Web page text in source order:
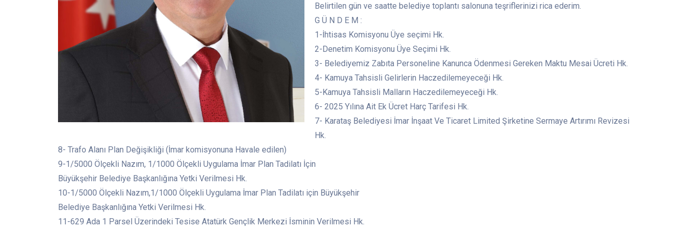
Belirtilen gün ve saatte belediye toplantı salonuna teşriflerinizi rica ederim.
G Ü N D E M :
1-İhtisas Komisyonu Üye seçimi Hk.
2-Denetim Komisyonu Üye Seçimi Hk.
3- Belediyemiz Zabıta Personeline Kanunca Ödenmesi Gereken Maktu Mesai Ücreti Hk.
4- Kamuya Tahsisli Gelirlerin Haczedilemeyeceği Hk.
5-Kamuya Tahsisli Malların Haczedilemeyeceği Hk.
6- 2025 Yılına Ait Ek Ücret Harç Tarifesi Hk.
7- Karataş Belediyesi İmar İnşaat Ve Ticaret Limited Şirketine Sermaye Artırımı Revizesi
Hk.
8- Trafo Alanı Plan Değişikliği (İmar komisyonuna Havale edilen)
9-1/5000 Ölçekli Nazım, 1/1000 Ölçekli Uygulama İmar Plan Tadilatı İçin
Büyükşehir Belediye Başkanlığına Yetki Verilmesi Hk.
10-1/5000 Ölçekli Nazım,1/1000 Ölçekli Uygulama İmar Plan Tadilatı için Büyükşehir
Belediye Başkanlığına Yetki Verilmesi Hk.
11-629 Ada 1 Parsel Üzerindeki Tesise Atatürk Gençlik Merkezi İsminin Verilmesi Hk.